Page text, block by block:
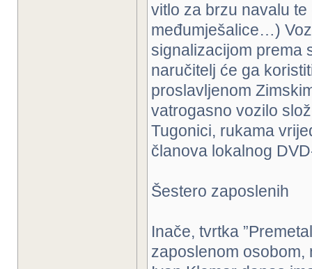
vitlo za brzu navalu
međumješalice…)
signalizacijom prema
naručitelj će ga
proslavljenom
vatrogasno vozilo
Tugonici, rukama
članova lokalnog
Šestero zaposlenih
Inače, tvrtka
zaposlenom